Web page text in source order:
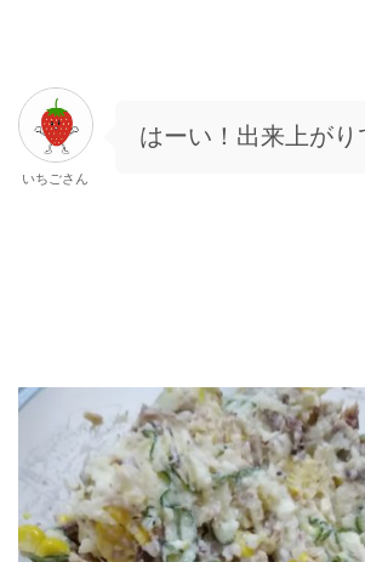
いちごさん
はーい！出来上がり